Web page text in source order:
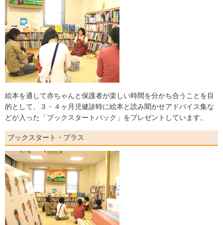
絵本を通して赤ちゃんと保護者が楽しい時間を分かち合うことを目
的として、３・４ヶ月児健診時に絵本と読み聞かせアドバイス集な
どが入った「ブックスタートパック」をプレゼントしています。
ブックスタート・プラス